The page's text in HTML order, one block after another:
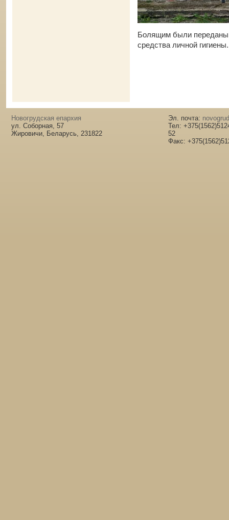
Болящим были переданы
средства личной гигиены.
Новогрудская епархия
ул. Соборная, 57
Жировичи, Беларусь, 231822
Эл. почта:
Тел:
52
Факс: